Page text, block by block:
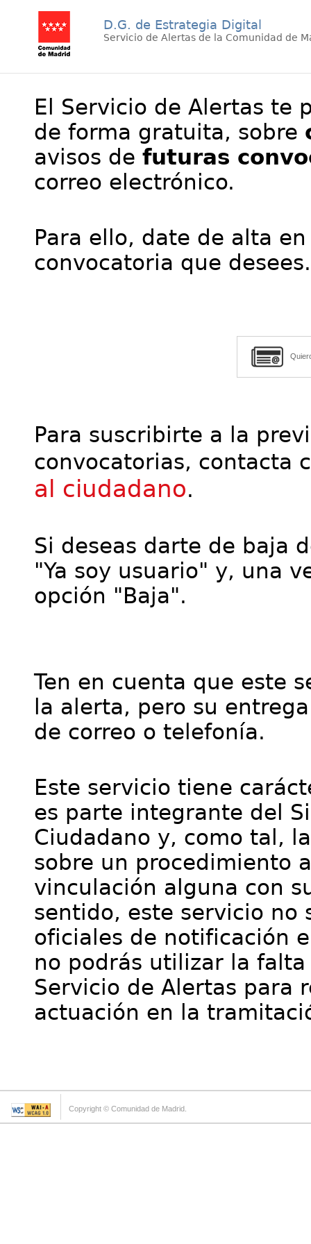
D.G. de Estrategia Digital
Servicio de Alertas de la Comunidad de
El Servicio de Alertas te
de forma gratuita, sobre
avisos de futuras
correo electrónico.
Para ello, date de alta
convocatoria que desees.
Para suscribirte a la
convocatorias, contacta
al ciudadano.
Si deseas darte de baja
"Ya soy usuario" y, una
opción "Baja".
Ten en cuenta que este
la alerta, pero su
de correo o telefonía.
Este servicio tiene
es parte integrante del
Ciudadano y, como tal,
sobre un procedimiento
vinculación alguna con
sentido, este servicio no
oficiales de notificación
no podrás utilizar la
Servicio de Alertas para
actuación en la
Copyright © Comunidad de Madrid.